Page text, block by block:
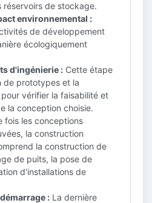
de stockage.
environnemental :
de développement
écologiquement
d'ingénierie : Cette étape
de prototypes et la
vérifier la faisabilité et
la conception choisie.
fois les conceptions
la construction
la construction de
de puits, la pose de
d'installations de
: La dernière